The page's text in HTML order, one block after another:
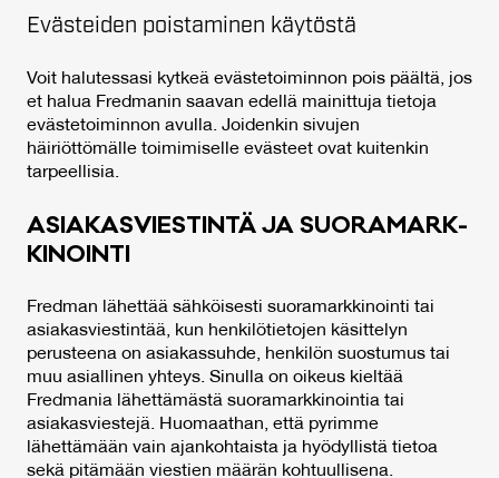
Evästeiden poistaminen käytöstä
Voit halutessasi kytkeä evästetoiminnon pois päältä, jos
et halua Fredmanin saavan edellä mainittuja tietoja
evästetoiminnon avulla. Joidenkin sivujen
häiriöttömälle toimimiselle evästeet ovat kuitenkin
tarpeellisia.
ASIA­KAS­VIES­TIN­TÄ JA SUO­RA­MARK­
KI­NOIN­TI
Fredman lähettää sähköisesti suoramarkkinointi tai
asiakasviestintää, kun henkilötietojen käsittelyn
perusteena on asiakassuhde, henkilön suostumus tai
muu asiallinen yhteys. Sinulla on oikeus kieltää
Fredmania lähettämästä suoramarkkinointia tai
asiakasviestejä. Huomaathan, että pyrimme
lähettämään vain ajankohtaista ja hyödyllistä tietoa
sekä pitämään viestien määrän kohtuullisena.